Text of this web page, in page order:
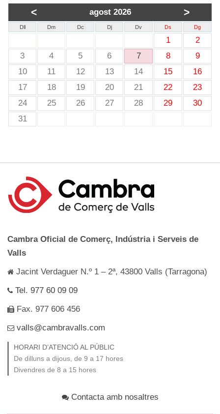
< agost 2026 >
Dll Dm Dc Dj Dv Ds Dg
1
2
3
4 5 6 7 8
9
10
11 12 13 14 15
16
17
18 19 20 21 22
23
24
25 26 27 28 29
30
31
Cambra Oficial de Comerç, Indústria i Serveis de
Valls
Jacint Verdaguer N.º 1 – 2ª, 43800 Valls (Tarragona)
Tel. 977 60 09 09
Fax. 977 606 456
valls@cambravalls.com
HORARI D’ATENCIÓ AL PÚBLIC
De dilluns a dijous, de 9 a 17 hores
Divendres de 8 a 15 hores
Contacta amb nosaltres